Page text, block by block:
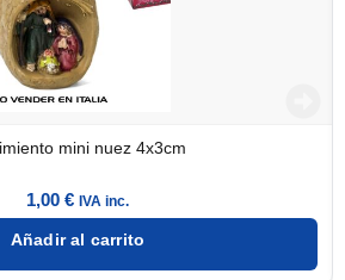
mini nuez 4x3cm
1,00 € IVA inc.
Añadir al carrito